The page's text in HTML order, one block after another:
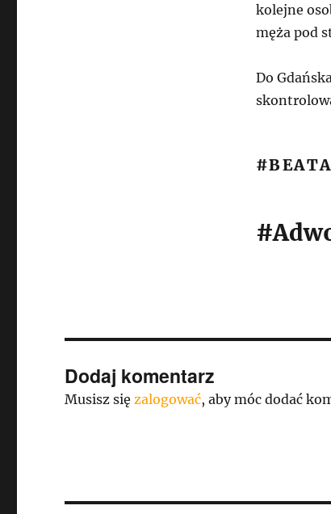
kolejne
męża pod
Do
Dodaj komentarz
Musisz sięzalogować, aby móc dodać